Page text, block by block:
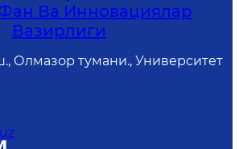
Ва Инновациялар
Вазирлиги
Олмазор тумани., Университет